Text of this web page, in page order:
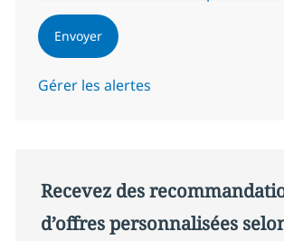
Envoyer
Gérer les alertes
Recevez des
d’offres personnalisées